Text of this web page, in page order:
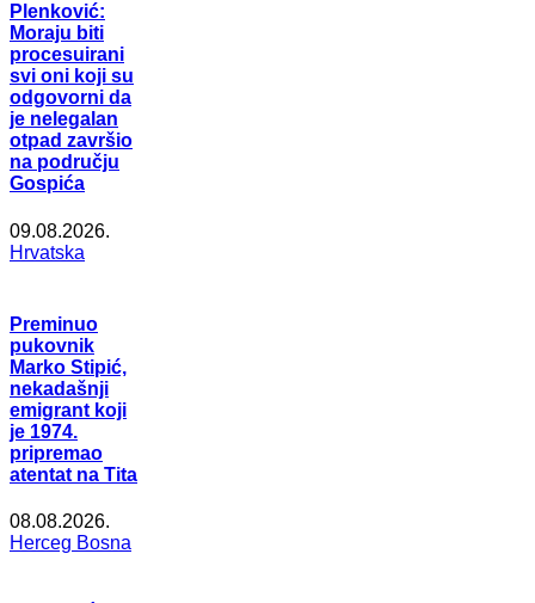
Plenković:
Moraju biti
procesuirani
svi oni koji su
odgovorni da
je nelegalan
otpad završio
na području
Gospića
09.08.2026.
Hrvatska
Preminuo
pukovnik
Marko Stipić,
nekadašnji
emigrant koji
je 1974.
pripremao
atentat na Tita
08.08.2026.
Herceg Bosna